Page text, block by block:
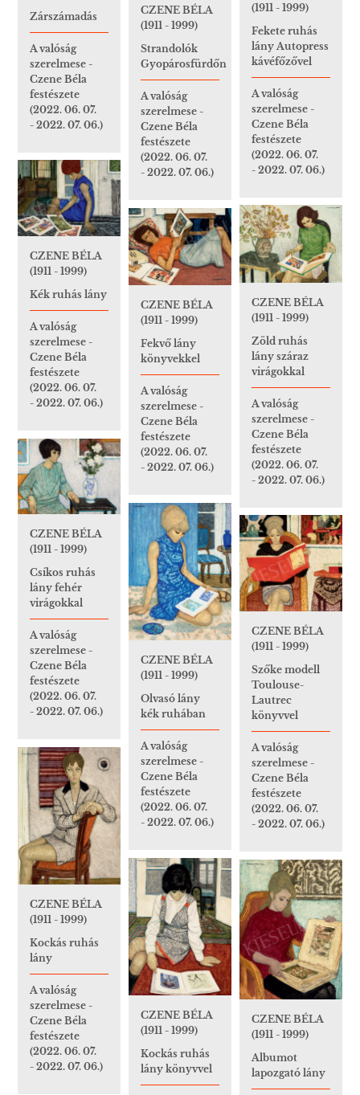
Zárszámadás
A valóság
szerelmese -
Czene Béla
festészete
(2022. 06. 07.
- 2022. 07. 06.)
CZENE BÉLA
(1911 - 1999)
Strandolók
Gyopárosfürdőn
A valóság
szerelmese -
Czene Béla
festészete
(2022. 06. 07.
- 2022. 07. 06.)
(1911 - 1999)
Fekete ruhás
lány Autopress
kávéfőzővel
A valóság
szerelmese -
Czene Béla
festészete
(2022. 06. 07.
- 2022. 07. 06.)
CZENE BÉLA
(1911 - 1999)
Kék ruhás lány
A valóság
szerelmese -
Czene Béla
festészete
(2022. 06. 07.
- 2022. 07. 06.)
CZENE BÉLA
(1911 - 1999)
Zöld ruhás
lány száraz
virágokkal
A valóság
szerelmese -
Czene Béla
festészete
(2022. 06. 07.
- 2022. 07. 06.)
CZENE BÉLA
(1911 - 1999)
Fekvő lány
könyvekkel
A valóság
szerelmese -
Czene Béla
festészete
(2022. 06. 07.
- 2022. 07. 06.)
CZENE BÉLA
(1911 - 1999)
Csíkos ruhás
lány fehér
virágokkal
A valóság
szerelmese -
Czene Béla
festészete
(2022. 06. 07.
- 2022. 07. 06.)
CZENE BÉLA
(1911 - 1999)
Olvasó lány
kék ruhában
A valóság
szerelmese -
Czene Béla
festészete
(2022. 06. 07.
- 2022. 07. 06.)
CZENE BÉLA
(1911 - 1999)
Szőke modell
Toulouse-
Lautrec
könyvvel
A valóság
szerelmese -
Czene Béla
festészete
(2022. 06. 07.
- 2022. 07. 06.)
CZENE BÉLA
(1911 - 1999)
Kockás ruhás
lány
A valóság
szerelmese -
Czene Béla
festészete
(2022. 06. 07.
- 2022. 07. 06.)
CZENE BÉLA
(1911 - 1999)
Kockás ruhás
lány könyvvel
CZENE BÉLA
(1911 - 1999)
Albumot
lapozgató lány